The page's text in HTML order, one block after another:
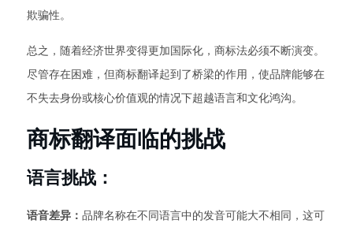
欺骗性。
总之，随着经济世界变得更加国际化，商标法必须不断演变。
尽管存在困难，但商标翻译起到了桥梁的作用，使品牌能够在
不失去身份或核心价值观的情况下超越语言和文化鸿沟。
商标翻译面临的挑战
语言挑战：
语音差异： 品牌名称在不同语言中的发音可能大不相同，这可